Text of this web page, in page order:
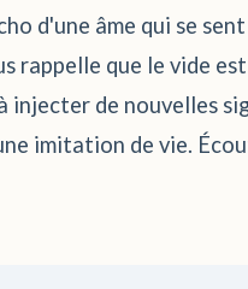
d'une âme qui se
rappelle que le vide
de nouvelles
imitation de vie.